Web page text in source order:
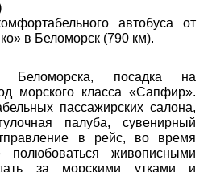
автобуса от
в Беломорск (790 км).
посадка на
морского класса «Сапфир».
пассажирских салона,
палуба, сувенирный
в рейс, во время
живописными
за морскими утками и